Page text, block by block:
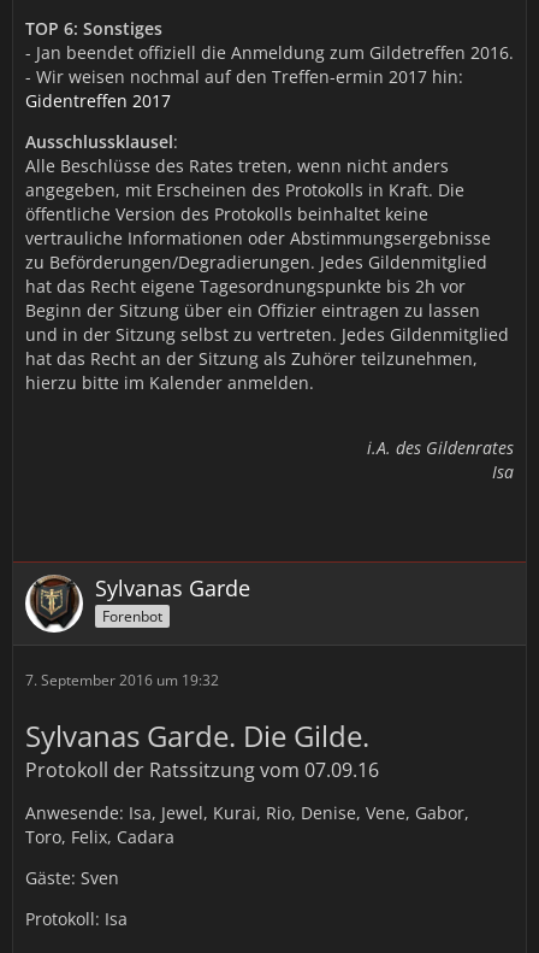
TOP 6: Sonstiges
- Jan beendet offiziell die Anmeldung zum Gildetreffen 2016.
- Wir weisen nochmal auf den Treffen-ermin 2017 hin:
Gidentreffen 2017
Ausschlussklausel:
Alle Beschlüsse des Rates treten, wenn nicht anders
angegeben, mit Erscheinen des Protokolls in Kraft. Die
öffentliche Version des Protokolls beinhaltet keine
vertrauliche Informationen oder Abstimmungsergebnisse
zu Beförderungen/Degradierungen. Jedes Gildenmitglied
hat das Recht eigene Tagesordnungspunkte bis 2h vor
Beginn der Sitzung über ein Offizier eintragen zu lassen
und in der Sitzung selbst zu vertreten. Jedes Gildenmitglied
hat das Recht an der Sitzung als Zuhörer teilzunehmen,
hierzu bitte im Kalender anmelden.
i.A. des Gildenrates
Isa
Sylvanas Garde
Forenbot
7. September 2016 um 19:32
Sylvanas Garde. Die Gilde.
Protokoll der Ratssitzung vom 07.09.16
Anwesende: Isa, Jewel, Kurai, Rio, Denise, Vene, Gabor,
Toro, Felix, Cadara
Gäste: Sven
Protokoll: Isa